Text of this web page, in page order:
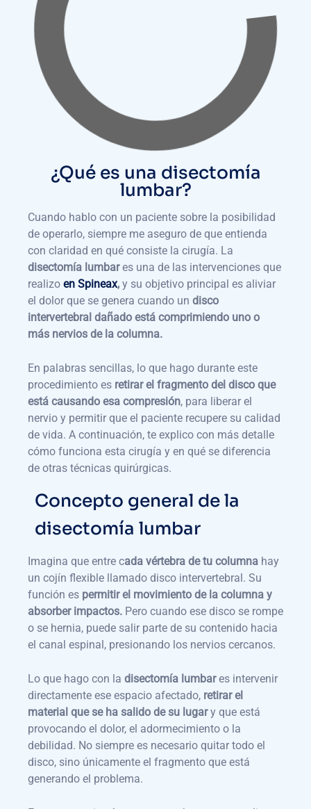
¿Qué es una disectomía
lumbar?
Cuando hablo con un paciente sobre la posibilidad
de operarlo, siempre me aseguro de que entienda
con claridad en qué consiste la cirugía. La
disectomía lumbares una de las intervenciones que
realizo en Spineax, y su objetivo principal es aliviar
el dolor que se genera cuando un disco
intervertebral dañado está comprimiendo uno o
más nervios de la columna.
En palabras sencillas, lo que hago durante este
procedimiento es retirar el fragmento del disco que
está causando esa compresión, para liberar el
nervio y permitir que el paciente recupere su calidad
de vida. A continuación, te explico con más detalle
cómo funciona esta cirugía y en qué se diferencia
de otras técnicas quirúrgicas.
Concepto general de la
disectomía lumbar
Imagina que entre cada vértebra de tu columna hay
un cojín flexible llamado disco intervertebral. Su
función es permitir el movimiento de la columna y
absorber impactos. Pero cuando ese disco se rompe
o se hernia, puede salir parte de su contenido hacia
el canal espinal, presionando los nervios cercanos.
Lo que hago con la disectomía lumbares intervenir
directamente ese espacio afectado, retirar el
material que se ha salido de su lugary que está
provocando el dolor, el adormecimiento o la
debilidad. No siempre es necesario quitar todo el
disco, sino únicamente el fragmento que está
generando el problema.